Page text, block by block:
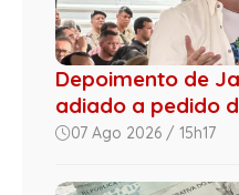
Depoimento de
adiado a pedido
07 Ago 2026 / 15h17